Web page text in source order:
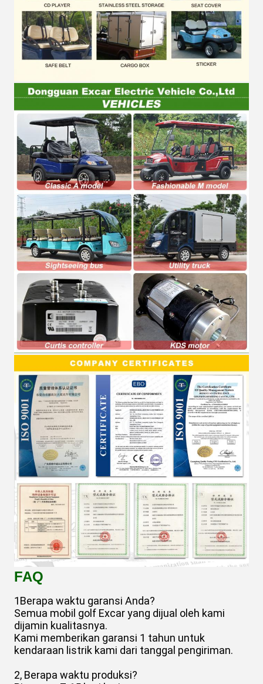
FAQ
1Berapa waktu garansi Anda?
Semua mobil golf Excar yang dijual oleh kami
dijamin kualitasnya.
Kami memberikan garansi 1 tahun untuk
kendaraan listrik kami dari tanggal pengiriman.
2, Berapa waktu produksi?